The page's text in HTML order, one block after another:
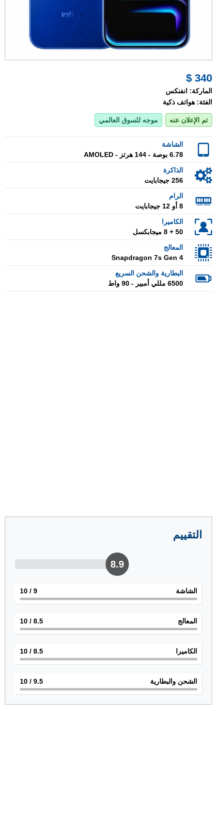
340 $
الماركة: انفنكس
الفئة: هواتف ذكية
تم الإعلان عنه موجه للسوق العالمي
الشاشة
6.78 بوصة - 144 هرتز - AMOLED
الذاكرة
256 جيجابايت
الرام
8 أو 12 جيجابايت
الكاميرا
50 + 8 ميجابكسل
المعالج
Snapdragon 7s Gen 4
البطارية والشحن السريع
6500 مللي أمبير - 90 واط
التقييم
8.9
الشاشة 9
/ 10
المعالج 8.5
/ 10
الكاميرا 8.5
/ 10
الشحن والبطارية 9.5
/ 10